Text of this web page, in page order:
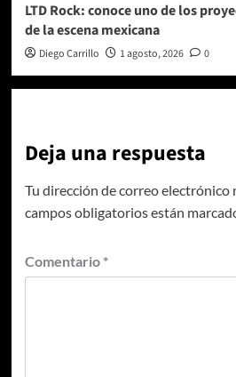
LTD Rock: conoce uno de los
de la escena mexicana
Diego Carrillo 1 agosto, 2026 0
Deja una respuesta
Tu dirección de correo electrónico
campos obligatorios están
Comentario *